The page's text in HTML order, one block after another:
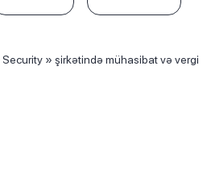
Security » şirkətində mühasibat və vergi